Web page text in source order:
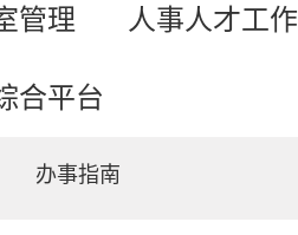
管理 人事人才工作
办事指南
合平台